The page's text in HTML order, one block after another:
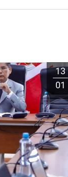
13
01